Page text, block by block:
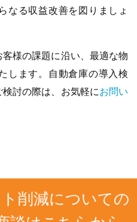
なる収益改善を図りましょ
様の課題に沿い、最適な物
します。自動倉庫の導入検
討の際は、お気軽にお問い
削減についての